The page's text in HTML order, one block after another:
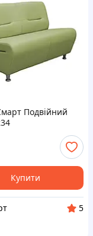
Подвійний
Купити
5